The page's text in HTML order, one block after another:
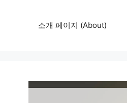
소개 페이지 (About)